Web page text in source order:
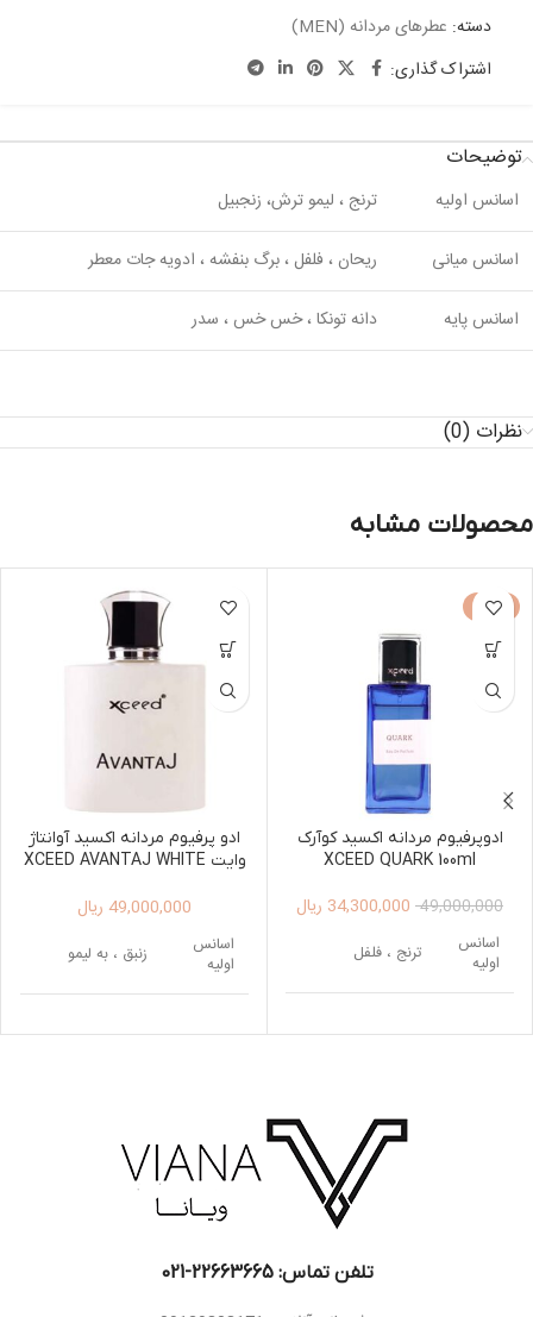
دسته: عطرهای مردانه (MEN)
اشتراک گذاری:
توضیحات
اسانس اولیه ترنج ، لیمو ترش، زنجبیل
اسانس میانی ریحان ، فلفل ، برگ بنفشه ، ادویه جات معطر
اسانس پایه دانه تونکا ، خس خس ، سدر
نظرات (0)
محصولات مشابه
-30%
ادوپرفیوم مردانه اکسید کوآرک
XCEED QUARK 100ml
49,000,000
34,300,000 ریال
اسانس
اولیه
ترنج ، فلفل
میانی
سالویا ، سدر
چوب عنبر
ادو پرفیوم مردانه اکسید آوانتاژ
وایت XCEED AVANTAJ WHITE
49,000,000 ریال
اسانس
اولیه
زنبق ، به لیمو
میانی
برگ بنفشه
تلفن تماس: 22663665-021​